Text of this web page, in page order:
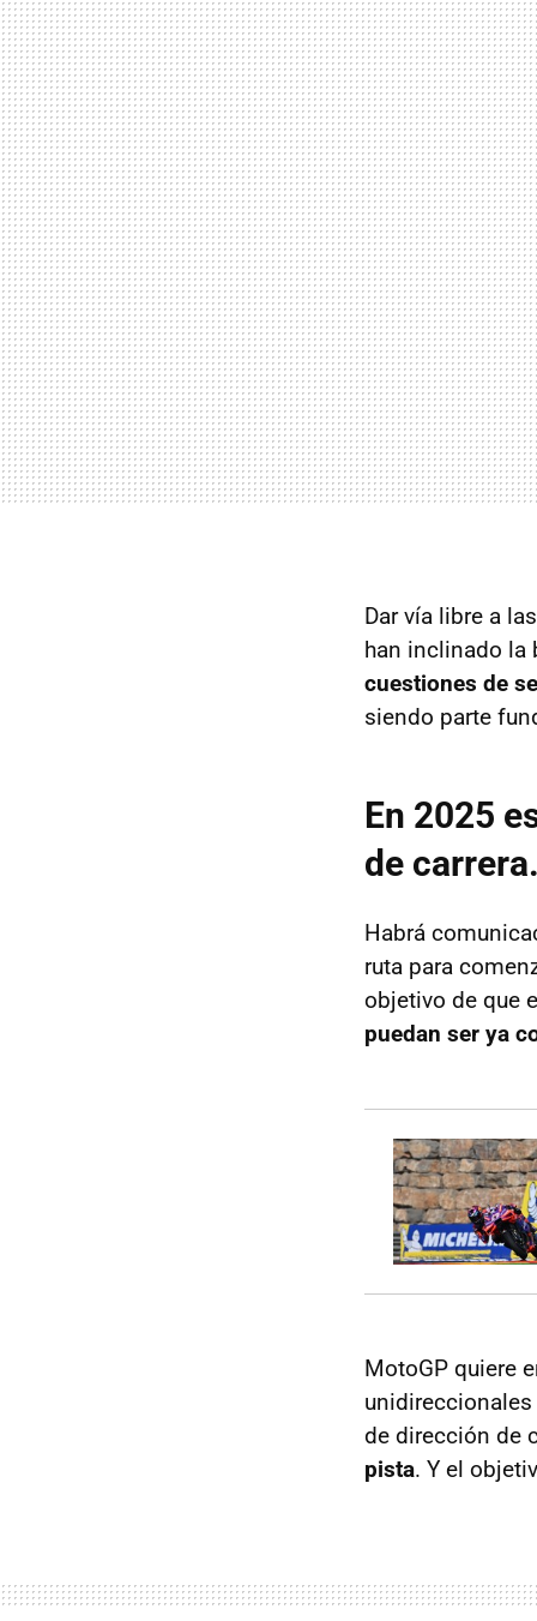
Dar vía libre a
han inclinado la
cuestiones de
siendo parte
En 2025
de
Habrá
ruta para
objetivo de que
puedan ser ya
MotoGP quiere
de dirección de
pista. Y el